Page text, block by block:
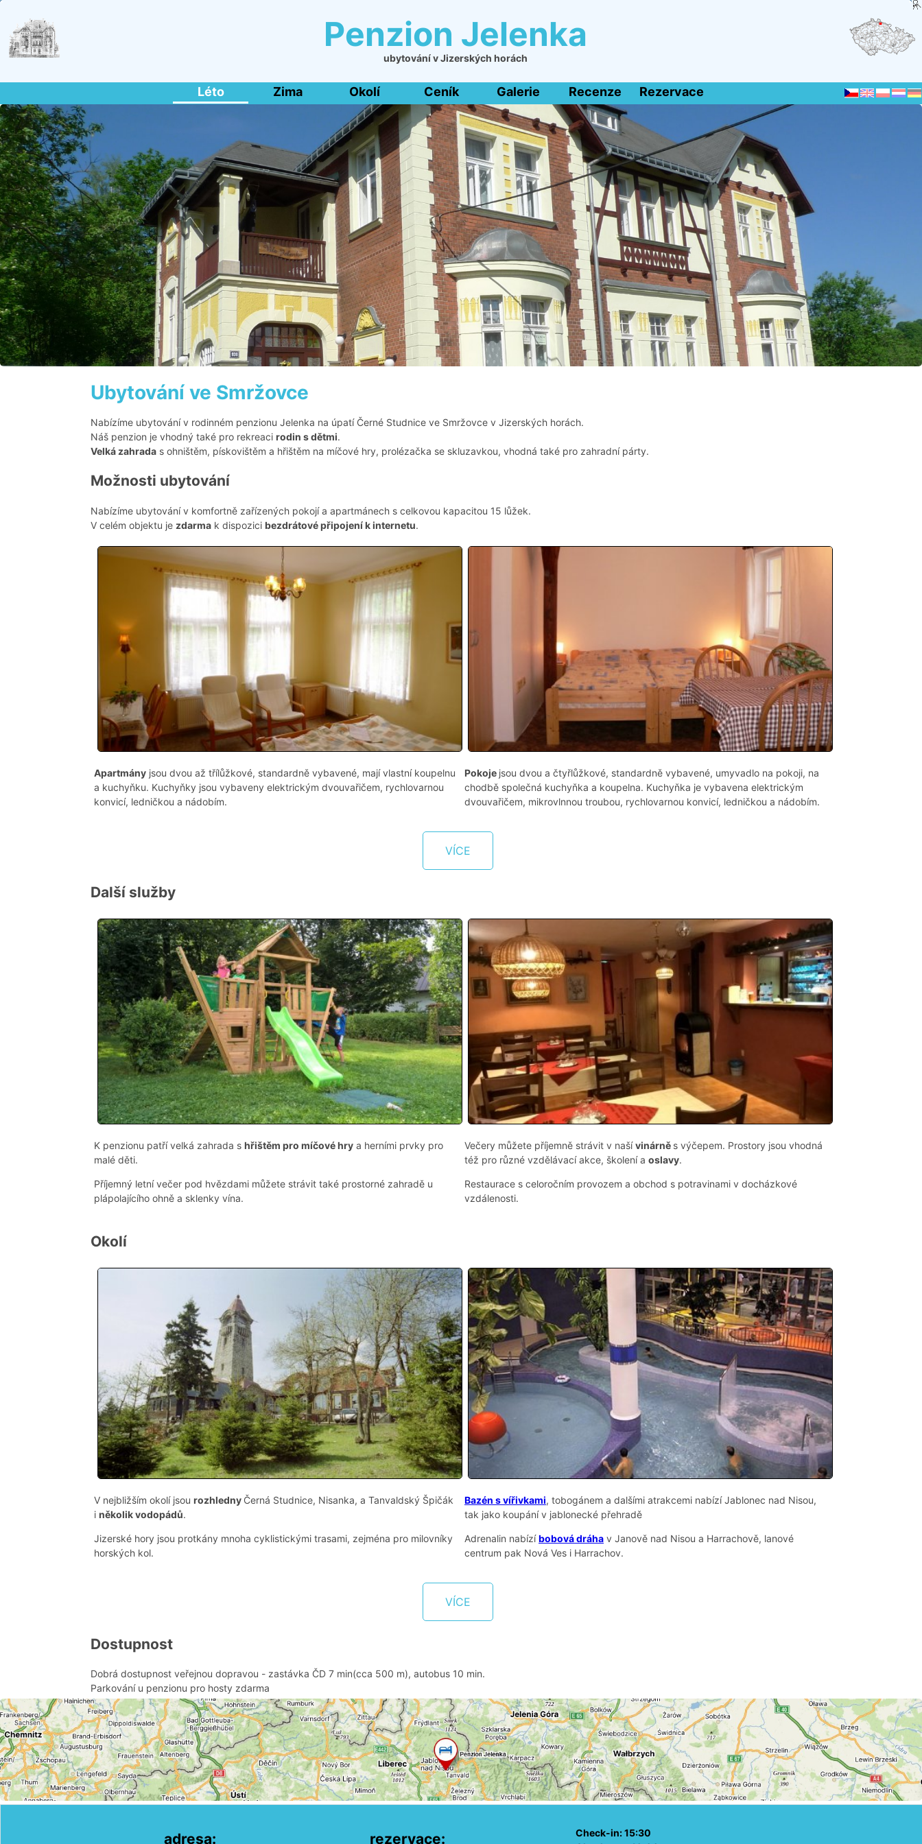
Penzion Jelenka
ubytování v Jizerských horách
Léto Zima Okolí Ceník Galerie Recenze Rezervace
Ubytování ve Smržovce
Nabízíme ubytování v rodinném penzionu Jelenka na úpatí Černé Studnice ve Smržovce v Jizerských horách.
Náš penzion je vhodný také pro rekreaci rodin s dětmi.
Velká zahrada s ohništěm, pískovištěm a hřištěm na míčové hry, prolézačka se skluzavkou, vhodná také pro zahradní párty.
Možnosti ubytování
Nabízíme ubytování v komfortně zařízených pokojí a apartmánech s celkovou kapacitou 15 lůžek.
V celém objektu je zdarma k dispozici bezdrátové připojení k internetu.
Apartmány jsou dvou až třílůžkové, standardně vybavené, mají vlastní koupelnu
a kuchyňku. Kuchyňky jsou vybaveny elektrickým dvouvařičem, rychlovarnou
konvicí, ledničkou a nádobím.
Pokoje jsou dvou a čtyřlůžkové, standardně vybavené, umyvadlo na pokoji, na
chodbě společná kuchyňka a koupelna. Kuchyňka je vybavena elektrickým
dvouvařičem, mikrovlnnou troubou, rychlovarnou konvicí, ledničkou a nádobím.
VÍCE
Další služby
K penzionu patří velká zahrada s hřištěm pro míčové hry a herními prvky pro
malé děti.
Příjemný letní večer pod hvězdami můžete strávit také prostorné zahradě u
plápolajícího ohně a sklenky vína.
Večery můžete příjemně strávit v našívinárně s výčepem. Prostory jsou vhodná
též pro různé vzdělávací akce, školení a oslavy.
Restaurace s celoročním provozem a obchod s potravinami v docházkové
vzdálenosti.
Okolí
V nejbližším okolí jsou rozhledny Černá Studnice, Nisanka, a Tanvaldský Špičák
i několik vodopádů.
Jizerské hory jsou protkány mnoha cyklistickými trasami, zejména pro milovníky
horských kol.
Bazén s vířivkami, tobogánem a dalšími atrakcemi nabízí Jablonec nad Nisou,
tak jako koupání v jablonecké přehradě
Adrenalin nabízíbobová dráha v Janově nad Nisou a Harrachově, lanové
centrum pak Nová Ves i Harrachov.
VÍCE
Dostupnost
Dobrá dostupnost veřejnou dopravou - zastávka ČD 7 min(cca 500 m), autobus 10 min.
Parkování u penzionu pro hosty zdarma
adresa: rezervace:
Check-in: 15:30